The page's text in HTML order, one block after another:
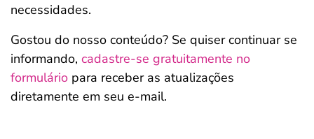
necessidades.
Gostou do nosso conteúdo? Se quiser continuar se
informando, cadastre-se gratuitamente no
formulário para receber as atualizações
diretamente em seu e-mail.